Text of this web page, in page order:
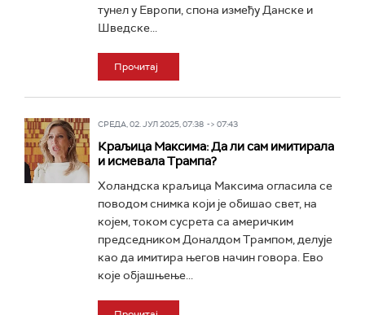
тунел у Европи, спона између Данске и
Шведске...
Прочитај
СРЕДА, 02. ЈУЛ 2025, 07:38 -> 07:43
Краљица Максима: Да ли сам имитирала
и исмевала Трампа?
Холандска краљица Максима огласила се
поводом снимка који је обишао свет, на
којем, током сусрета са америчким
председником Доналдом Трампом, делује
као да имитира његов начин говора. Ево
које објашњење...